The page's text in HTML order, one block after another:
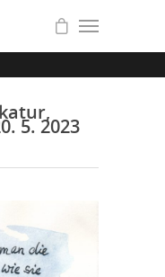
5. 2023